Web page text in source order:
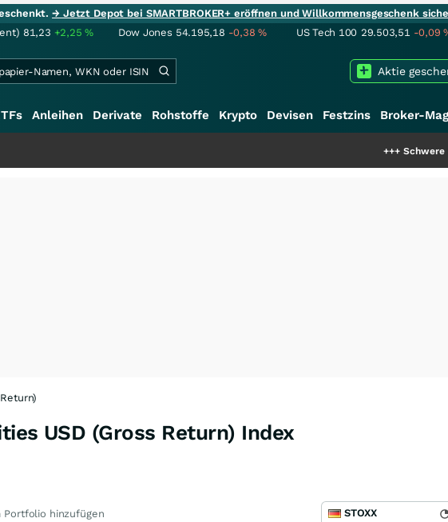
→ Jetzt Depot bei SMARTBROKER+ eröffnen und Willkommensgeschenk
81,23 +2,25% Dow Jones 54.195,18 -0,38% US Tech 100 29.503,51 -0,09
Aktie
Anleihen Derivate Rohstoffe Krypto Devisen Festzins Broker-
Schwere Seltene
USD (Gross Return) Index
Portfolio hinzufügen STOXX